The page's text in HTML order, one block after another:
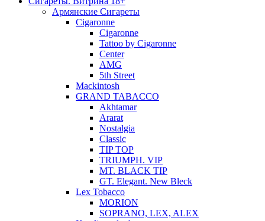
Армянские Сигареты
Cigaronne
Cigaronne
Tattoo by Cigaronne
Center
AMG
5th Street
Mackintosh
GRAND TABACCO
Akhtamar
Ararat
Nostalgia
Classic
TIP TOP
TRIUMPH. VIP
MT. BLACK TIP
GT. Elegant. New Bleck
Lex Tobacco
MORION
SOPRANO, LEX, ALEX